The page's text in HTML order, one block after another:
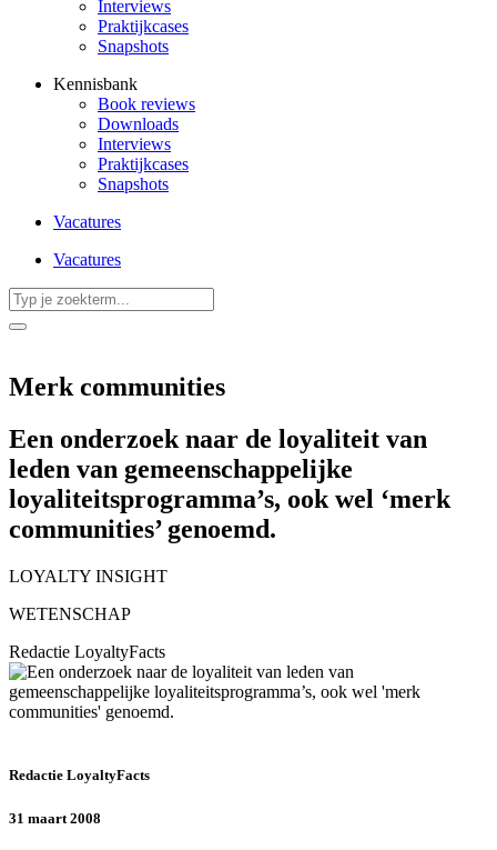
Interviews
Praktijkcases
Snapshots
Kennisbank
Book reviews
Downloads
Interviews
Praktijkcases
Snapshots
Vacatures
Vacatures
Search
...
Merk communities
Een onderzoek naar de loyaliteit van
leden van gemeenschappelijke
loyaliteitsprogramma’s, ook wel ‘merk
communities’ genoemd.
LOYALTY INSIGHT
WETENSCHAP
Redactie LoyaltyFacts
Redactie LoyaltyFacts
31 maart 2008